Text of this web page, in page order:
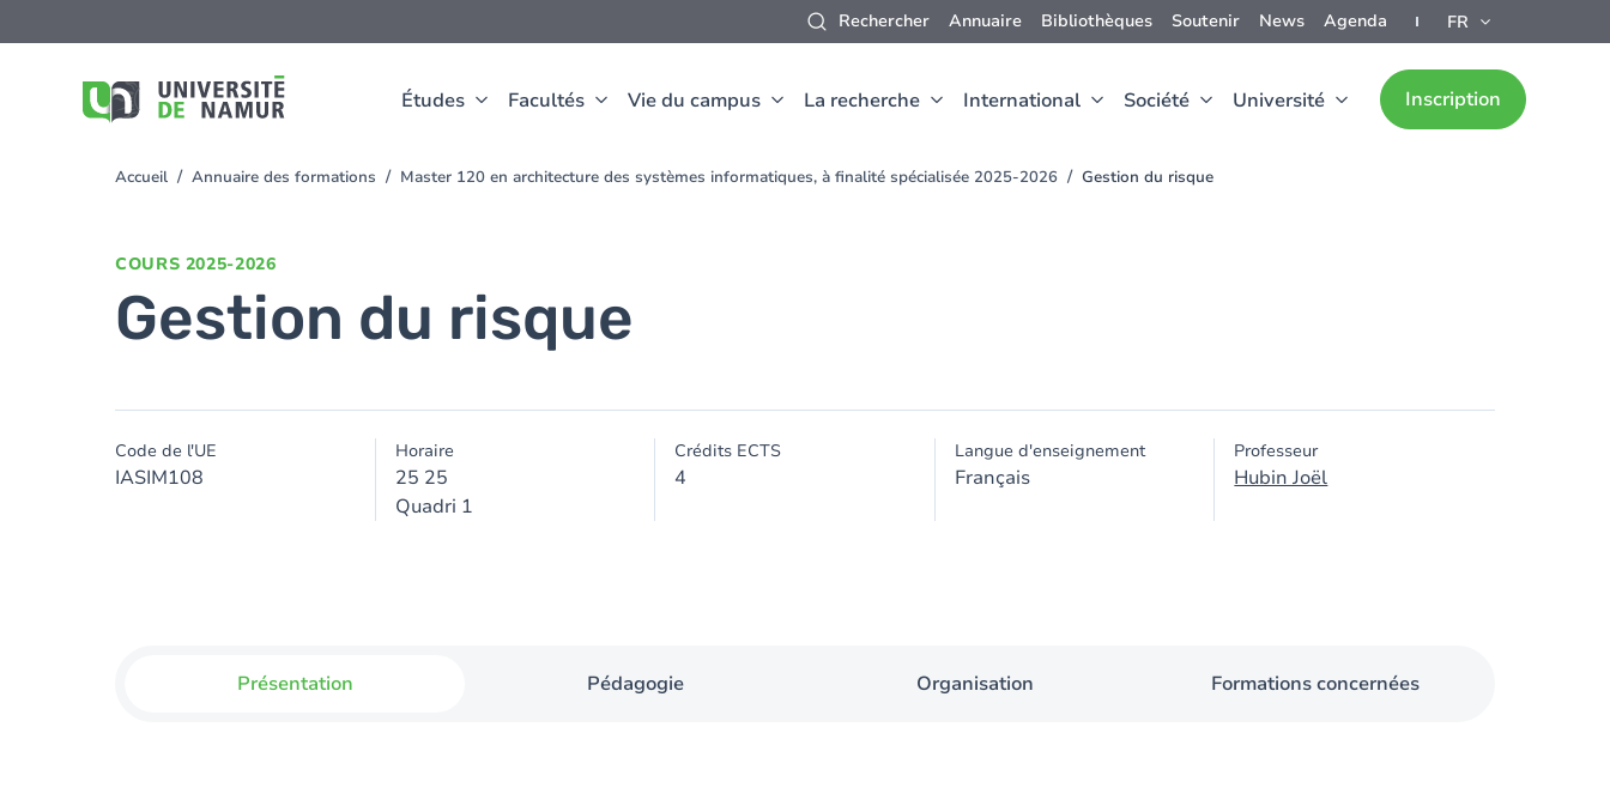
Rechercher Annuaire Bibliothèques Soutenir News Agenda FR
Études Facultés Vie du campus La recherche International Société Université Inscription
au
You
Accueil Annuaire des formations Master 120 en architecture des systèmes informatiques, à finalité spécialisée 2025-2026 Gestion du risque
COURS 2025-2026
Gestion du risque
Code de l'UE
IASIM108
Horaire
25 25
Quadri 1
Crédits ECTS
4
Langue d'enseignement
Français
Professeur
Hubin Joël
Présentation Pédagogie Organisation Formations concernées